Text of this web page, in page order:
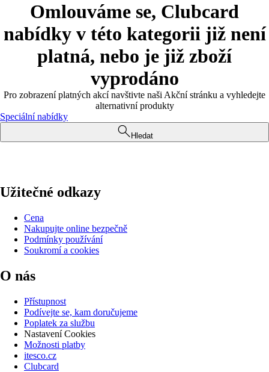
Omlouváme se, Clubcard
nabídky v této kategorii již není
platná, nebo je již zboží
vyprodáno
Pro zobrazení platných akcí navštivte naši Akční stránku a vyhledejte
alternativní produkty
Speciální nabídky
Hledat
Užitečné odkazy
Cena
Nakupujte online bezpečně
Podmínky používání
Soukromí a cookies
O nás
Přístupnost
Podívejte se, kam doručujeme
Poplatek za službu
Nastavení Cookies
Možnosti platby
itesco.cz
Clubcard